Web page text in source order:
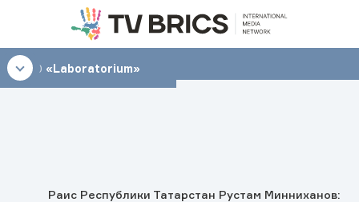
00:30 «Laboratorium»
Раис Республики Татарстан Рустам Минниханов: